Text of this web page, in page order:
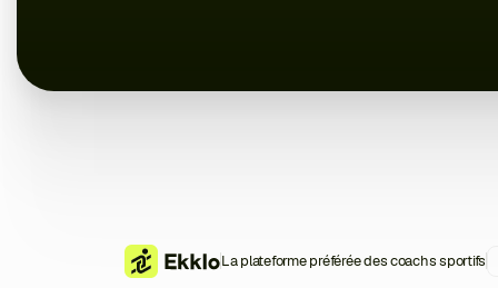
La plateforme préférée des coachs sportifs